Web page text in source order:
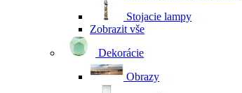
Stojacie lampy
Zobrazit vše
Dekorácie
Obrazy